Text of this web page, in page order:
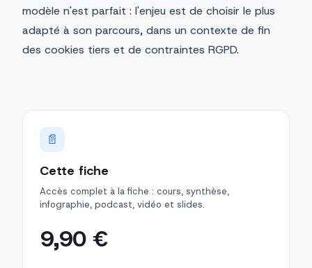
modèle n'est parfait : l'enjeu est de choisir le plus
adapté à son parcours, dans un contexte de fin
des cookies tiers et de contraintes RGPD.
📄
Cette fiche
Accès complet à la fiche : cours, synthèse,
infographie, podcast, vidéo et slides.
9,90 €